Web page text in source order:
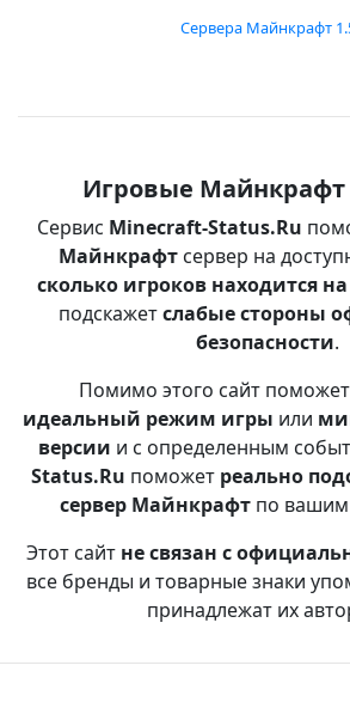
Сервера Майнкрафт
Игровые Майнкрафт
Сервис Minecraft-Status.Ru
Майнкрафтсервер на
сколько игроков находится на
подскажетслабые стороны
безопасности.
Помимо этого сайт
идеальный режим игры или
версии и с определенным
Status.Ru поможет реально
сервер Майнкрафт по
Этот сайт не связан с
все бренды и товарные знаки
принадлежат их